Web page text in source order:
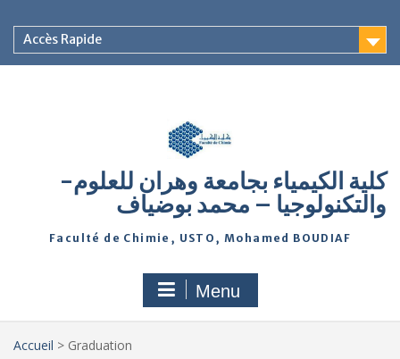
Accès Rapide
-كلية الكيمياء بجامعة وهران للعلوم
والتكنولوجيا – محمد بوضياف
Faculté de Chimie, USTO, Mohamed BOUDIAF
Menu
Accueil > Graduation